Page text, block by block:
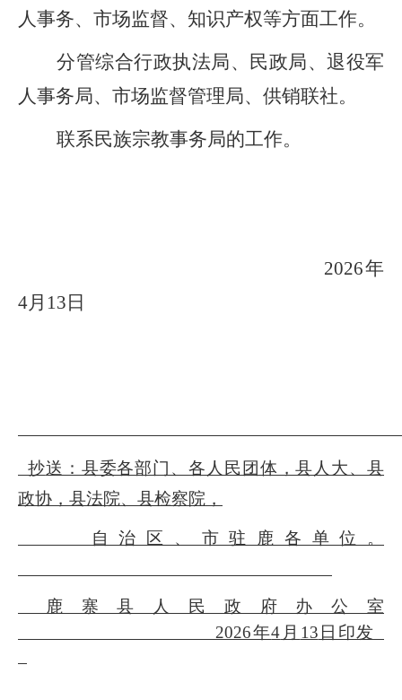
人事务、市场监督、知识产权等方面工作。
分管综合行政执法局、民政局、退役军
人事务局、市场监督管理局、供销联社。
联系民族宗教事务局的工作。
2026年
4月 13 日
抄送：县委各部门、各人民团体，县人大、县
政协，县法院、县检察院，
自治区、市驻鹿各单位。
鹿寨县人民政府办公室
2026年4 月 13 日印发